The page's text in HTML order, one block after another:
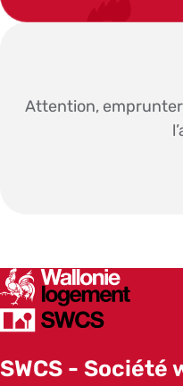
Attention, emprunter
SWCS
SWCS -